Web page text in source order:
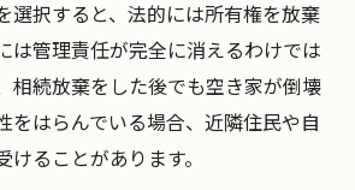
空き家の放棄手続き完全解説
続放棄手続きをわかりやすく解
の際に必要な書類と準備ポイン
選択すると、法的には所有権を放棄
は管理責任が完全に消えるわけでは
相続放棄をした後でも空き家が倒壊
をはらんでいる場合、近隣住民や自
ることがあります。